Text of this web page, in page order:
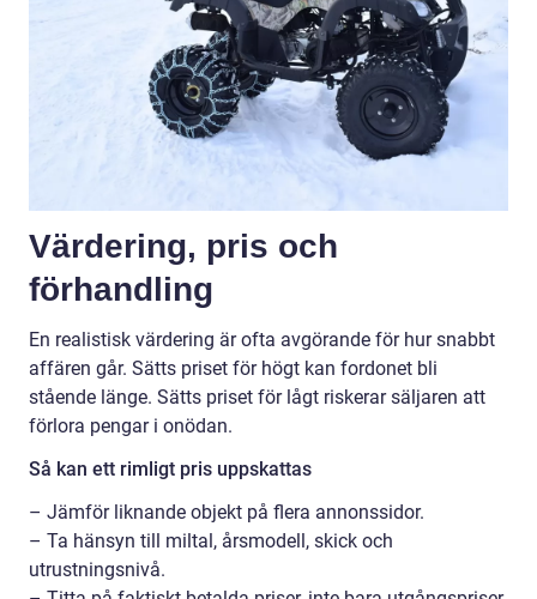
Värdering, pris och
förhandling
En realistisk värdering är ofta avgörande för hur snabbt
affären går. Sätts priset för högt kan fordonet bli
stående länge. Sätts priset för lågt riskerar säljaren att
förlora pengar i onödan.
Så kan ett rimligt pris uppskattas
– Jämför liknande objekt på flera annonssidor.
– Ta hänsyn till miltal, årsmodell, skick och
utrustningsnivå.